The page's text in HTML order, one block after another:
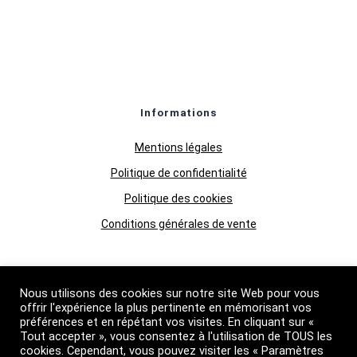
Informations
Mentions légales
Politique de confidentialité
Politique des cookies
Conditions générales de vente
Qui Sommes-nous
Boutique
Grossiste huiles essentielles
Nous utilisons des cookies sur notre site Web pour vous
offrir l'expérience la plus pertinente en mémorisant vos
préférences et en répétant vos visites. En cliquant sur «
Tout accepter », vous consentez à l'utilisation de TOUS les
cookies. Cependant, vous pouvez visiter les « Paramètres